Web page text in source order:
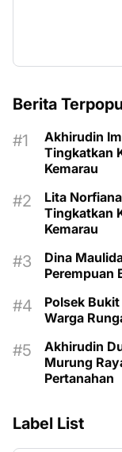
Berita
Akhirudin
Tingkatkan
Kemarau
Lita
Tingkatkan
Kemarau
Dina
Perempuan
Polsek
Warga
Akhirudin
Murung
Pertanahan
Label List